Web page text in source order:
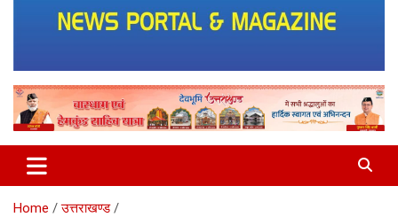
saunewsnetwork
Home
उत्तराखण्ड